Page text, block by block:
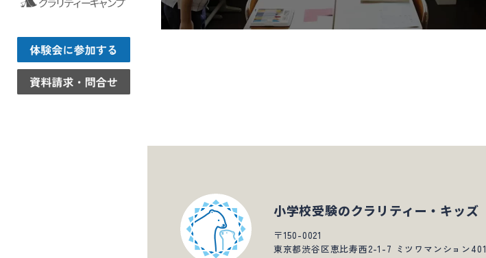
小学校受験のクラリティー・キッズ
〒150-0021
東京都渋谷区恵比寿西2-1-7 ミツワマンション401